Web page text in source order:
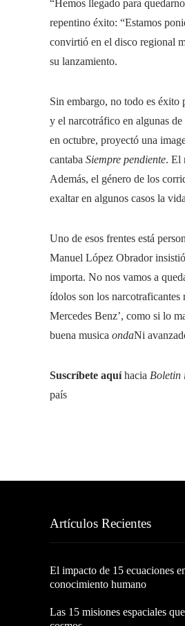
“Hemos llegado para
repentino éxito: “Estamos
convirtió en el disco regional
su lanzamiento.
Sin embargo, no todo es éxito
y el narcotráfico en algunas
en octubre, proyectó una
cantaba Siempre pendiente. El
Además, el género de los
exaltar en algunos casos la
Uno de esos frentes está
Manuel López Obrador
importa. No nos vamos a
ídolos son los narcotraficantes
Mercedes Benz’, como si lo
buena musica ondaNi
Suscríbete aquí hacia Boletin
país
Artículos Recientes
El impacto de 15 ecuaciones
conocimiento humano
Las 15 misiones espaciales